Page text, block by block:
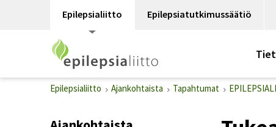
Epilepsialiitto Epilepsiatutkimussäätiö
Epilepsialiitto Ajankohtaista Tapahtumat